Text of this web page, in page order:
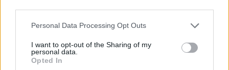
Please note that this website/app uses one or more Google
not limited to your visit or usage behaviour. You may click to
grant or deny consent to Google and its third-party tags to
use your data for below specified purposes in below Google
Personal Data Processing Opt Outs
I want to opt-out of the Sharing of my
personal data.
Opted In